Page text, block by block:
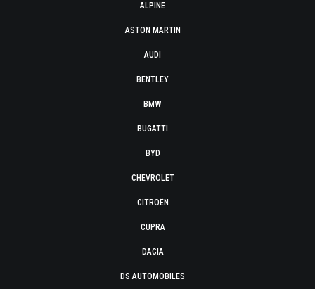
ALPINE
ASTON MARTIN
AUDI
BENTLEY
BMW
BUGATTI
BYD
CHEVROLET
CITROËN
CUPRA
DACIA
DS AUTOMOBILES